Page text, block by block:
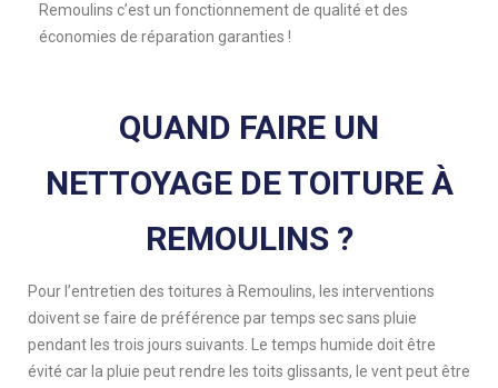
Remoulins c’est un fonctionnement de qualité et des
économies de réparation garanties !
QUAND FAIRE UN
NETTOYAGE DE TOITURE À
REMOULINS ?
Pour l’entretien des toitures à Remoulins, les interventions
doivent se faire de préférence par temps sec sans pluie
pendant les trois jours suivants. Le temps humide doit être
évité car la pluie peut rendre les toits glissants, le vent peut être